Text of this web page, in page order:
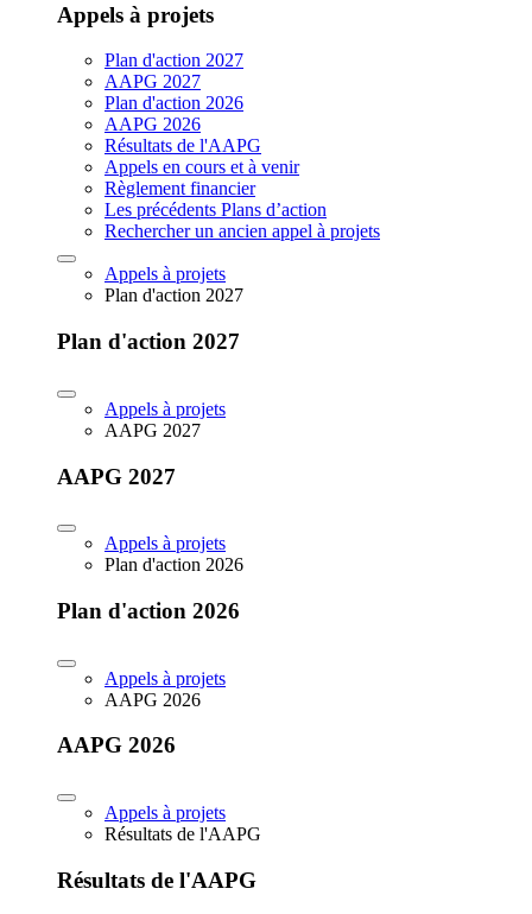
Appels à projets
Plan d'action 2027
AAPG 2027
Plan d'action 2026
AAPG 2026
Résultats de l'AAPG
Appels en cours et à venir
Règlement financier
Les précédents Plans d’action
Rechercher un ancien appel à projets
Appels à projets
Plan d'action 2027
Plan d'action 2027
Appels à projets
AAPG 2027
AAPG 2027
Appels à projets
Plan d'action 2026
Plan d'action 2026
Appels à projets
AAPG 2026
AAPG 2026
Appels à projets
Résultats de l'AAPG
Résultats de l'AAPG